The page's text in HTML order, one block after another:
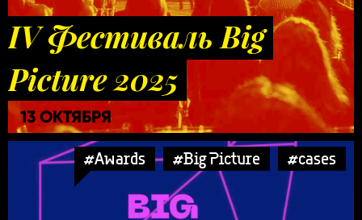
IV Фестиваль Big
Picture 2025
13 ОКТЯБРЯ
#Awards #Big Picture #cases